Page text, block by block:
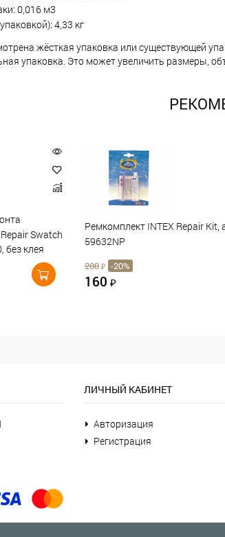
0,016 м3
4,33 кг
жёсткая упаковка или существующей
упаковка. Это может увеличить размеры,
Swatch
без клея
Ремкомплект INTEX Repair Kit,
59632NP
200 ₽ -20%
160 ₽
ЛИЧНЫЙ КАБИНЕТ
Авторизация
Регистрация